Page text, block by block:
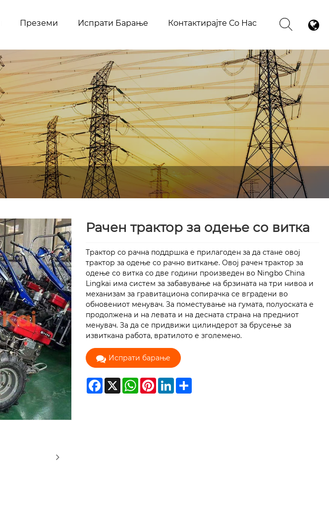
Преземи Испрати Барање Контактирајте Со Нас
Рачен трактор за одење со витка
Трактор со рачна поддршка е прилагоден за да стане овој
трактор за одење со рачно виткање. Овој рачен трактор за
одење со витка со две години произведен во Ningbo China
Lingkai има систем за забавување на брзината на три нивоа и
механизам за гравитациона сопирачка се вградени во
обновениот менувач. За поместување на гумата, полуоската е
продолжена и на левата и на десната страна на предниот
менувач. За да се придвижи цилиндерот за брусење за
извиткана работа, вратилото е зголемено.
Испрати барање
Facebook
X WhatsApp
PinterestLinkedInShare